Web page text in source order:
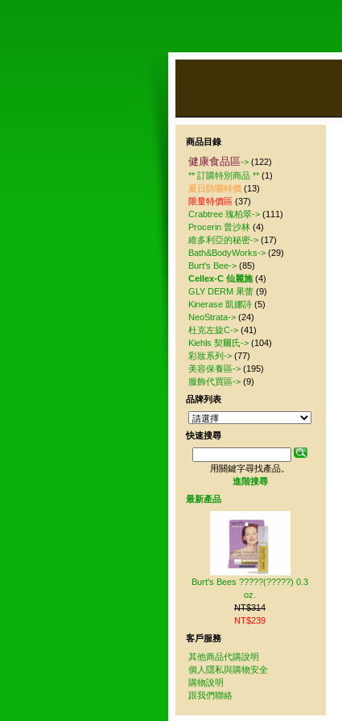
商品目錄
健康食品區-> (122)
** 訂購特別商品 ** (1)
夏日防曬特價 (13)
限量特價區 (37)
Crabtree 瑰柏翠-> (111)
Procerin 普沙林 (4)
維多利亞的秘密-> (17)
Bath&BodyWorks-> (29)
Burt's Bee-> (85)
Cellex-C 仙麗施 (4)
GLY DERM 果蕾 (9)
Kinerase 凱娜詩 (5)
NeoStrata-> (24)
杜克左旋C-> (41)
Kiehls 契爾氏-> (104)
彩妝系列-> (77)
美容保養區-> (195)
服飾代買區-> (9)
品牌列表
快速搜尋
用關鍵字尋找產品。
進階搜尋
最新產品
Burt's Bees ?????(?????) 0.3
oz.
NT$314
NT$239
客戶服務
其他商品代購說明
個人隱私與購物安全
購物說明
跟我們聯絡